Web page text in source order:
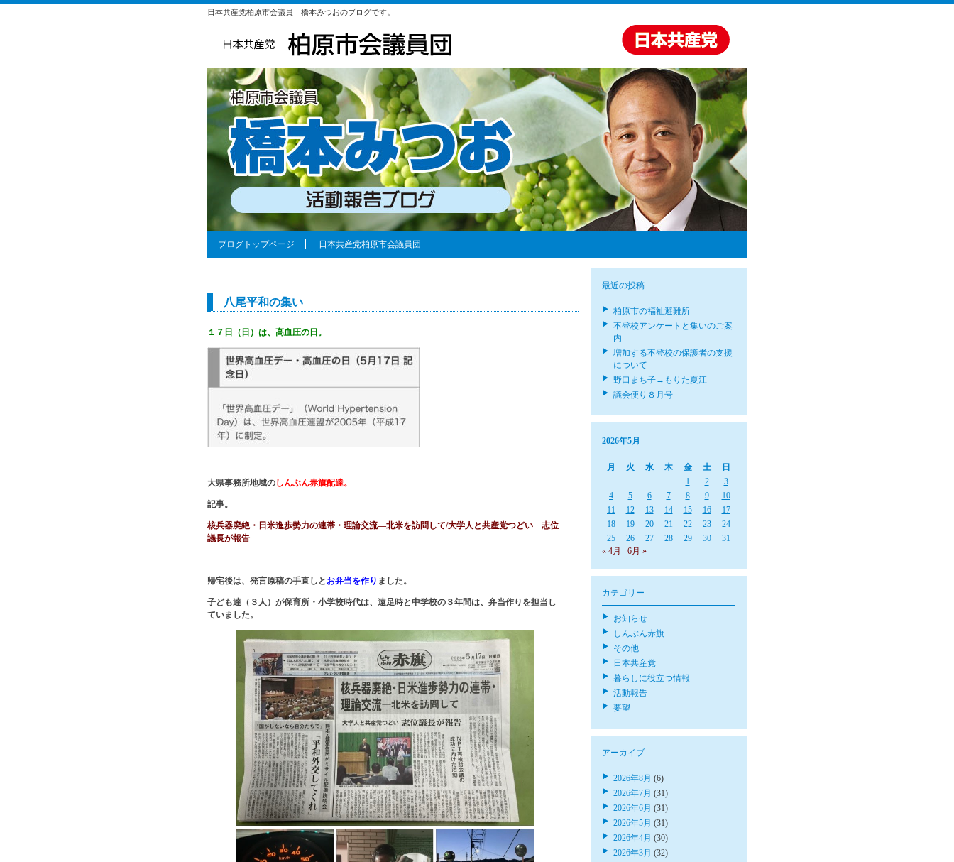
日本共産党柏原市会議員 橋本みつおのブログです。
ブログトップページ 日本共産党柏原市会議員団
八尾平和の集い
１７日（日）は、高血圧の日。
大県事務所地域のしんぶん赤旗配達。
記事。
核兵器廃絶・日米進歩勢力の連帯・理論交流―北米を訪問して/大学人と共産党つどい 志位
議長が報告
帰宅後は、発言原稿の手直しと お弁当を作り ました。
子ども達（３人）が保育所・小学校時代は、遠足時と中学校の３年間は、弁当作りを担当し
ていました。
最近の投稿
柏原市の福祉避難所
不登校アンケートと集いのご案
内
増加する不登校の保護者の支援
について
野口まち子→もりた夏江
議会便り８月号
2026年5月
月 火 水 木 金 土
日
1
2
3
4
5 6 7 8 9
10
11
12 13 14 15 16
17
18
19 20 21 22 23
24
25
26 27 28 29 30
31
« 4月
6月 »
カテゴリー
お知らせ
しんぶん赤旗
その他
日本共産党
暮らしに役立つ情報
活動報告
要望
アーカイブ
2026年8月 (6)
2026年7月 (31)
2026年6月 (31)
2026年5月 (31)
2026年4月 (30)
2026年3月 (32)